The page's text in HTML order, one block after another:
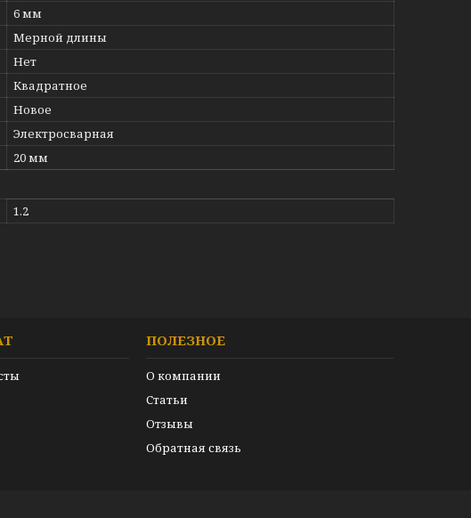
6 мм
Мерной длины
Нет
Квадратное
Новое
Электросварная
20 мм
1.2
ПОЛЕЗНОЕ
О компании
Статьи
Отзывы
Обратная связь